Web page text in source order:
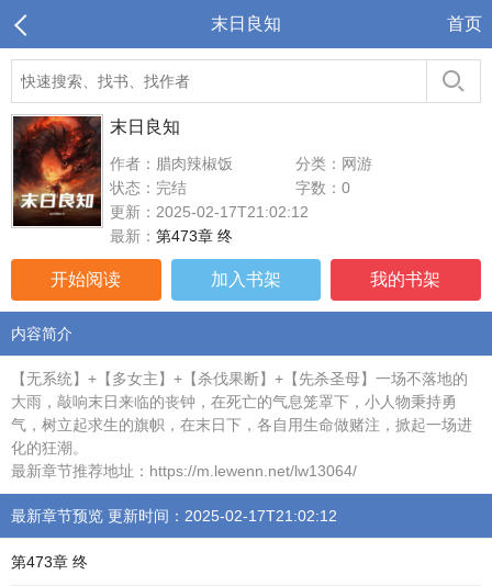
末日良知 首页
末日良知
作者：腊肉辣椒饭
分类：网游
状态：完结
字数：0
更新：2025-02-17T21:02:12
最新： 第473章 终
开始阅读 加入书架 我的书架
内容简介
【无系统】+【多女主】+【杀伐果断】+【先杀圣母】一场不落地的
大雨，敲响末日来临的丧钟，在死亡的气息笼罩下，小人物秉持勇
气，树立起求生的旗帜，在末日下，各自用生命做赌注，掀起一场进
化的狂潮。
最新章节推荐地址：https://m.lewenn.net/lw13064/
最新章节预览 更新时间：2025-02-17T21:02:12
第473章 终